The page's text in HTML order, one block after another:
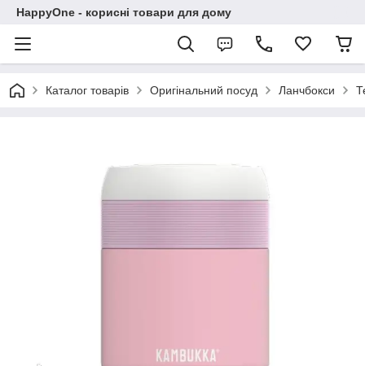
HappyOne - корисні товари для дому
Каталог товарів Оригінальний посуд Ланчбокси